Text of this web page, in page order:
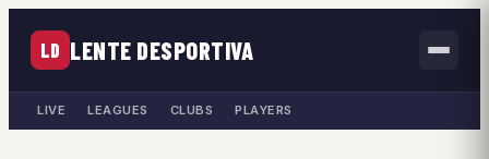
LD LENTE DESPORTIVA
LIVE LEAGUES CLUBS PLAYERS